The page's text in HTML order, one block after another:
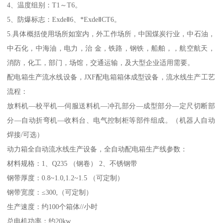
4、温度组别：T1～T6。
5、防爆标志：ExdeⅡ6、*ExdeⅡCT6。
5.具体概括使用场所如室内，外工作场所，中国煤炭行业，中石油，
中石化，中海油，电力，治 金，铁路，钢铁，船舶，，航空航天，
消防，化工，部门，场馆，交通运输，及大型企业适用需要。
配电箱生产流水线设备，JXF配电箱箱体成型设备，流水线生产工艺
流程：
放料机—校平机—伺服送料机—冲孔部分—成型部分—定尺切断部
分—自动折弯机—收料台、电气控制柜等部件组成。（机器人自动
焊接/可选）
动力箱全自动流水线生产设备，全自动配电箱生产线参数：
材料规格：1、Q235 （钢卷） 2、不锈钢带
钢带厚度：0.8~1.0,1.2~1.5 （可定制）
钢带宽度：≤300,（可定制）
生产速度：约100个箱体//小时
总电机功率：约20kw